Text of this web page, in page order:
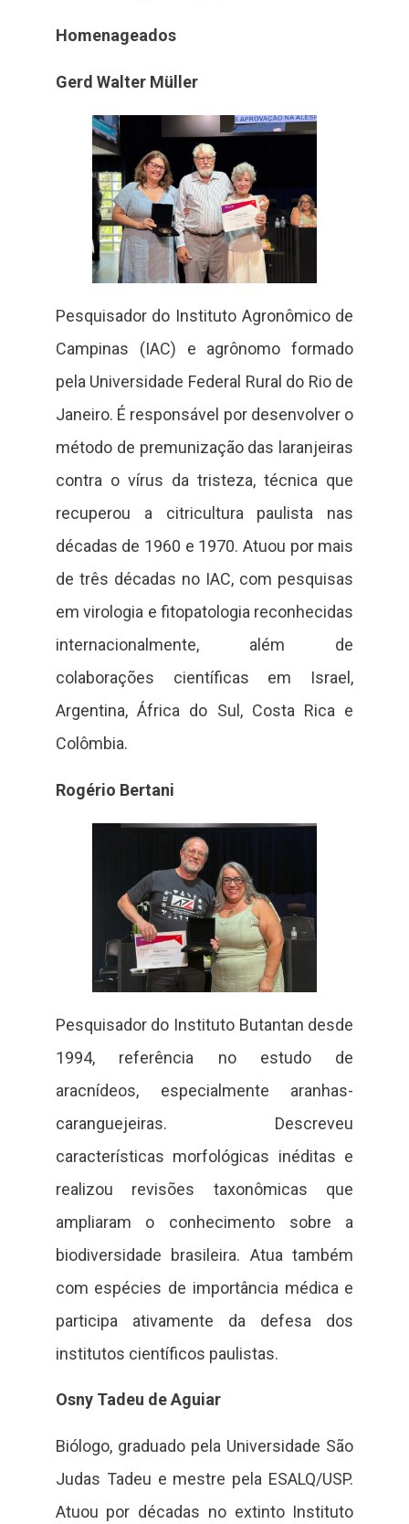
Homenageados
Gerd Walter Müller
Pesquisador do Instituto Agronômico de
Campinas (IAC) e agrônomo formado
pela Universidade Federal Rural do Rio de
Janeiro. É responsável por desenvolver o
método de premunização das laranjeiras
contra o vírus da tristeza, técnica que
recuperou a citricultura paulista nas
décadas de 1960 e 1970. Atuou por mais
de três décadas no IAC, com pesquisas
em virologia e fitopatologia reconhecidas
internacionalmente, além de
colaborações científicas em Israel,
Argentina, África do Sul, Costa Rica e
Colômbia.
Rogério Bertani
Pesquisador do Instituto Butantan desde
1994, referência no estudo de
aracnídeos, especialmente aranhas-
caranguejeiras. Descreveu
características morfológicas inéditas e
realizou revisões taxonômicas que
ampliaram o conhecimento sobre a
biodiversidade brasileira. Atua também
com espécies de importância médica e
participa ativamente da defesa dos
institutos científicos paulistas.
Osny Tadeu de Aguiar
Biólogo, graduado pela Universidade São
Judas Tadeu e mestre pela ESALQ/USP.
Atuou por décadas no extinto Instituto